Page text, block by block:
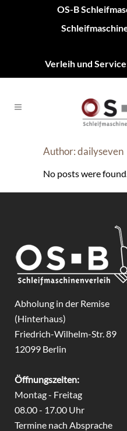
OS-B
Verleih und
Author: dailyseven
No posts were
Abholung in der Remise
(Hinterhaus)
Friedrich-Wilhelm-Str. 89
12099 Berlin
Öffnungszeiten:
Montag - Freitag
08.00 - 17.00 Uhr
Termine nach Absprache